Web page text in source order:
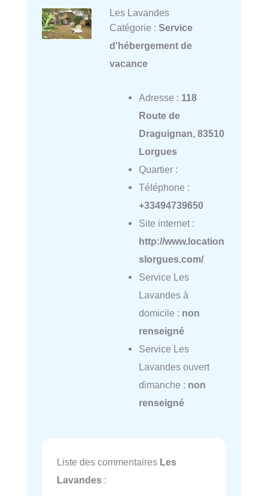
Les Lavandes
Catégorie : Service
d'hébergement de
vacance
Adresse : 118
Route de
Draguignan, 83510
Lorgues
Quartier :
Téléphone :
+33494739650
Site internet :
http://www.location
slorgues.com/
Service Les
Lavandes à
domicile : non
renseigné
Service Les
Lavandes ouvert
dimanche : non
renseigné
Liste des commentaires Les
Lavandes :